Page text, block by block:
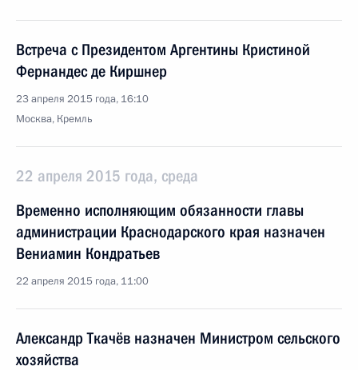
Встреча с Президентом Аргентины Кристиной
Фернандес де Киршнер
23 апреля 2015 года, 16:10
Москва, Кремль
22 апреля 2015 года, среда
Временно исполняющим обязанности главы
администрации Краснодарского края назначен
Вениамин Кондратьев
22 апреля 2015 года, 11:00
Александр Ткачёв назначен Министром сельского
хозяйства